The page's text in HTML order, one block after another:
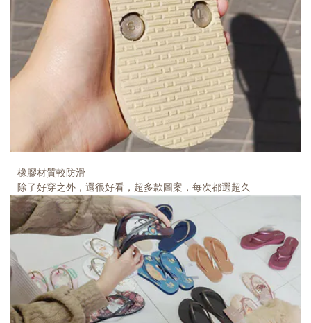
橡膠材質較防滑
除了好穿之外，還很好看，超多款圖案，每次都選超久